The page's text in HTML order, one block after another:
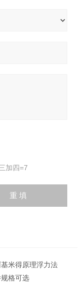
加四=7
米得原理浮力法
格可选